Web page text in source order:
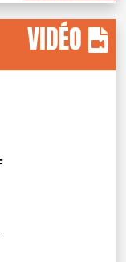
VIDÉO